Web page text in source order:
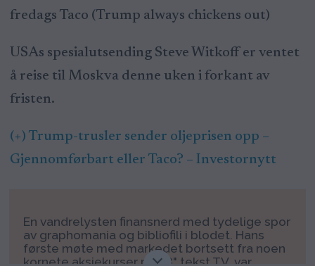
fredags Taco (Trump always chickens out)
USAs spesialutsending Steve Witkoff er ventet
å reise til Moskva denne uken i forkant av
fristen.
(+) Trump-trusler sender oljeprisen opp –
Gjennomførbart eller Taco? – Investornytt
En vandrelysten finansnerd med tydelige spor
av graphomania og bibliofili i blodet. Hans
første møte med markedet bortsett fra noen
kornete aksjekurser på 28" tekst TV, var